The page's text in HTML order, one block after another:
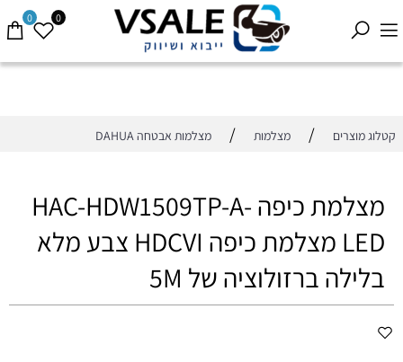
0 0
קטלוג מוצרים / מצלמות / מצלמות אבטחה DAHUA
מצלמת כיפה HAC-HDW1509TP-A-
LED מצלמת כיפה HDCVI צבע מלא
בלילה ברזולוציה של 5M